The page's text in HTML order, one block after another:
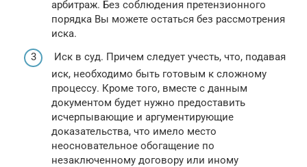
арбитраж. Без соблюдения претензионного
порядка Вы можете остаться без рассмотрения
иска.
Иск в суд. Причем следует учесть, что, подавая
иск, необходимо быть готовым к сложному
процессу. Кроме того, вместе с данным
документом будет нужно предоставить
исчерпывающие и аргументирующие
доказательства, что имело место
неосновательное обогащение по
незаключенному договору или иному